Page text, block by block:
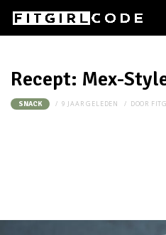
Recept: Mex-
SNACK 9 JAAR GELEDEN DOOR